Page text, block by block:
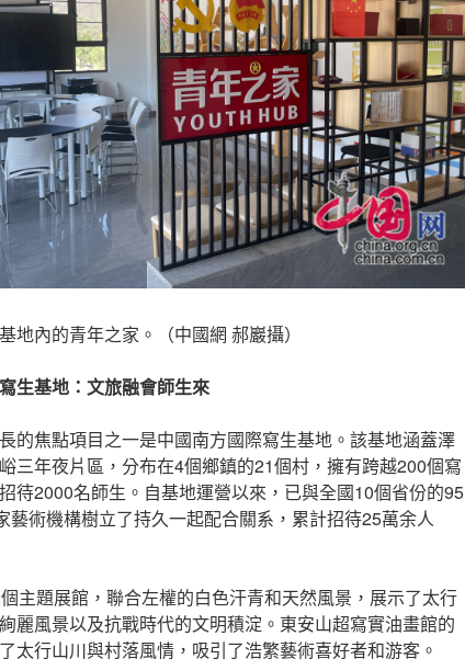
地內的青年之家。（中國網 郝巖攝）
生基地：文旅融會師生來
的焦點項目之一是中國南方國際寫生基地。該基地涵蓋澤
三年夜片區，分布在4個鄉鎮的21個村，擁有跨越200個寫
待2000名師生。自基地運營以來，已與全國10個省份的95
藝術機構樹立了持久一起配合關系，累計招待25萬余人
主題展館，聯合左權的白色汗青和天然風景，展示了太行
絢麗風景以及抗戰時代的文明積淀。東安山超寫實油畫館的
太行山川與村落風情，吸引了浩繁藝術喜好者和游客。